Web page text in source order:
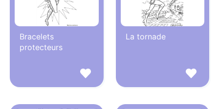
Bracelets
protecteurs
La tornade